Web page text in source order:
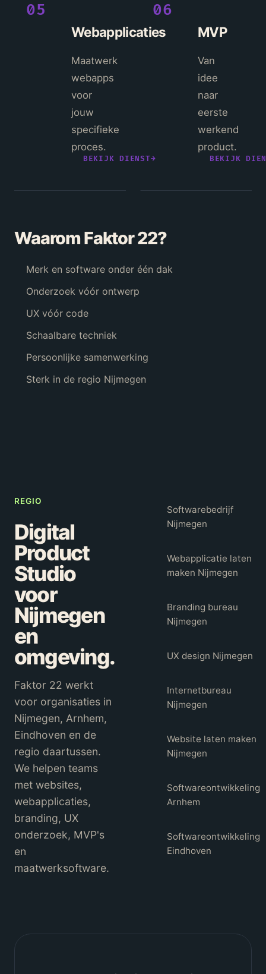
05
Webapplicaties
Maatwerk
webapps
voor
jouw
specifieke
proces.
BEKIJK DIENST→
06
MVP
Van
idee
naar
eerste
werkend
product.
BEKIJK
Waarom Faktor 22?
Merk en software onder één dak
Onderzoek vóór ontwerp
UX vóór code
Schaalbare techniek
Persoonlijke samenwerking
Sterk in de regio Nijmegen
REGIO
Digital
Product
Studio
voor
Nijmegen
en
omgeving.
Faktor 22 werkt
voor organisaties in
Nijmegen, Arnhem,
Eindhoven en de
regio daartussen.
We helpen teams
met websites,
webapplicaties,
branding, UX
onderzoek, MVP's
en
maatwerksoftware.
Softwarebedrijf
Nijmegen
Webapplicatie laten
maken Nijmegen
Branding bureau
Nijmegen
UX design Nijmegen
Internetbureau
Nijmegen
Website laten maken
Nijmegen
Softwareontwikkeling
Arnhem
Softwareontwikkeling
Eindhoven